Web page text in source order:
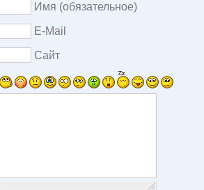
Имя (обязательное)
E-Mail
Сайт